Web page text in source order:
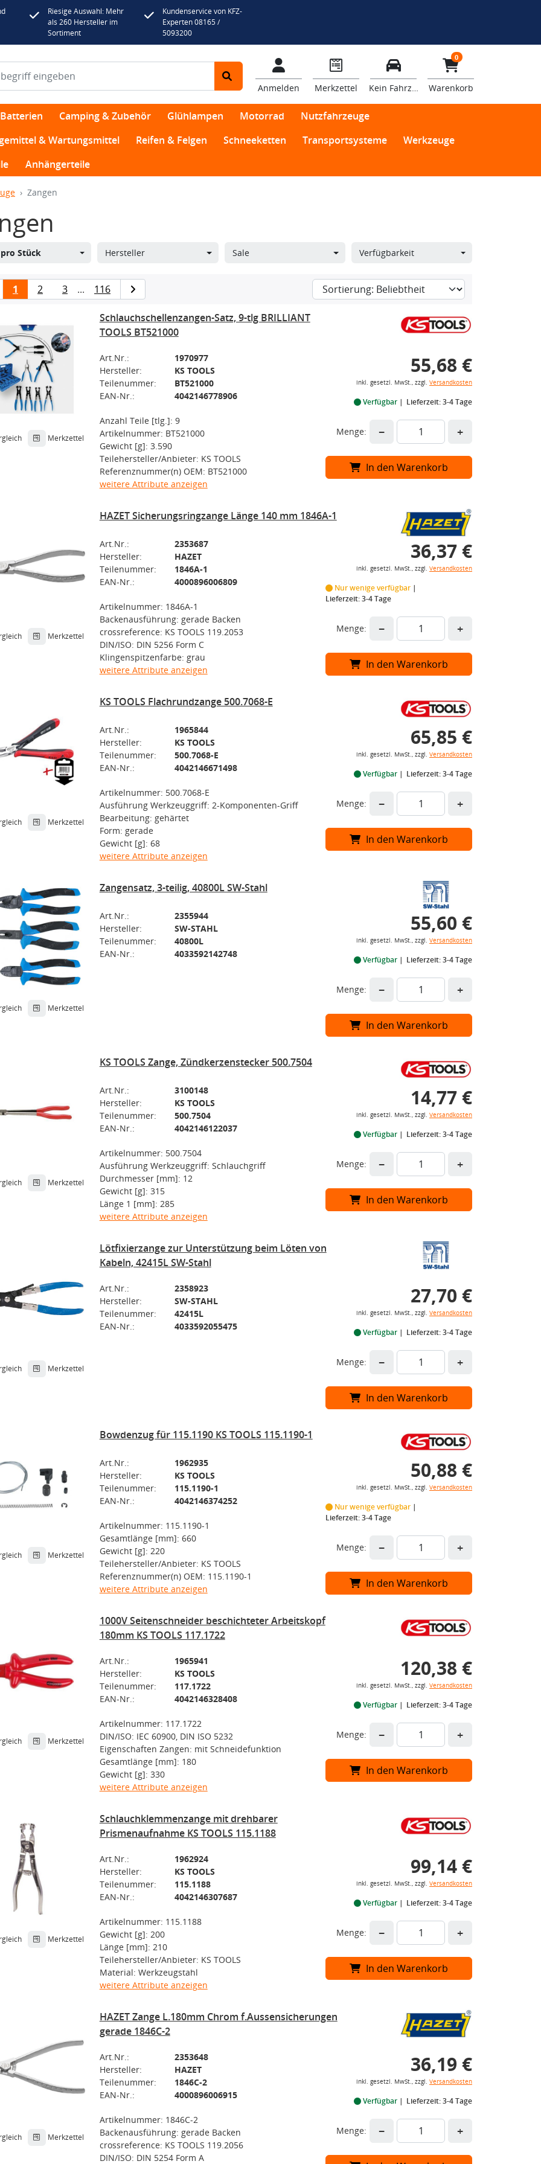
Riesige Auswahl: Mehr
als 260 Hersteller im
Sortiment
Kundenservice von KFZ-
Experten 08165 /
5093200
Anmelden Merkzettel Kein Fahrzeug
0
Warenkorb
Batterien Camping & Zubehör Glühlampen Motorrad
Nutzfahrzeuge
& Wartungsmittel
Reifen & Felgen Schneeketten Transportsysteme
Werkzeuge
Anhängerteile
Zangen
pro Stück Hersteller Sale Verfügbarkeit
1 2 3 ... 116
Merkzettel
Schlauchschellenzangen-Satz, 9-tlg BRILLIANT
TOOLS BT521000
Art.Nr.:
1970977
Hersteller:
KS TOOLS
Teilenummer:
BT521000
EAN-Nr.:
4042146778906
Anzahl Teile [tlg.]: 9
Artikelnummer: BT521000
Gewicht [g]: 3.590
Teilehersteller/Anbieter: KS TOOLS
Referenznummer(n) OEM: BT521000
weitere Attribute anzeigen
55,68 €
inkl. gesetzl. MwSt., zzgl. Versandkosten
Verfügbar Lieferzeit: 3-4 Tage
Menge: − +
In den Warenkorb
Merkzettel
HAZET Sicherungsringzange Länge 140 mm 1846A-1
Art.Nr.:
2353687
Hersteller:
HAZET
Teilenummer:
1846A-1
EAN-Nr.:
4000896006809
Artikelnummer: 1846A-1
Backenausführung: gerade Backen
crossreference: KS TOOLS 119.2053
DIN/ISO: DIN 5256 Form C
Klingenspitzenfarbe: grau
weitere Attribute anzeigen
36,37 €
inkl. gesetzl. MwSt., zzgl. Versandkosten
Nur wenige verfügbar
Lieferzeit: 3-4 Tage
Menge: − +
In den Warenkorb
Merkzettel
KS TOOLS Flachrundzange 500.7068-E
Art.Nr.:
1965844
Hersteller:
KS TOOLS
Teilenummer:
500.7068-E
EAN-Nr.:
4042146671498
Artikelnummer: 500.7068-E
Ausführung Werkzeuggriff: 2-Komponenten-Griff
Bearbeitung: gehärtet
Form: gerade
Gewicht [g]: 68
weitere Attribute anzeigen
65,85 €
inkl. gesetzl. MwSt., zzgl. Versandkosten
Verfügbar Lieferzeit: 3-4 Tage
Menge: − +
In den Warenkorb
Merkzettel
Zangensatz, 3-teilig, 40800L SW-Stahl
Art.Nr.:
2355944
Hersteller:
SW-STAHL
Teilenummer:
40800L
EAN-Nr.:
4033592142748
55,60 €
inkl. gesetzl. MwSt., zzgl. Versandkosten
Verfügbar Lieferzeit: 3-4 Tage
Menge: − +
In den Warenkorb
Merkzettel
KS TOOLS Zange, Zündkerzenstecker 500.7504
Art.Nr.:
3100148
Hersteller:
KS TOOLS
Teilenummer:
500.7504
EAN-Nr.:
4042146122037
Artikelnummer: 500.7504
Ausführung Werkzeuggriff: Schlauchgriff
Durchmesser [mm]: 12
Gewicht [g]: 315
Länge 1 [mm]: 285
weitere Attribute anzeigen
14,77 €
inkl. gesetzl. MwSt., zzgl. Versandkosten
Verfügbar Lieferzeit: 3-4 Tage
Menge: − +
In den Warenkorb
Merkzettel
Lötfixierzange zur Unterstützung beim Löten von
Kabeln, 42415L SW-Stahl
Art.Nr.:
2358923
Hersteller:
SW-STAHL
Teilenummer:
42415L
EAN-Nr.:
4033592055475
27,70 €
inkl. gesetzl. MwSt., zzgl. Versandkosten
Verfügbar Lieferzeit: 3-4 Tage
Menge: − +
In den Warenkorb
Merkzettel
Bowdenzug für 115.1190 KS TOOLS 115.1190-1
Art.Nr.:
1962935
Hersteller:
KS TOOLS
Teilenummer:
115.1190-1
EAN-Nr.:
4042146374252
Artikelnummer: 115.1190-1
Gesamtlänge [mm]: 660
Gewicht [g]: 220
Teilehersteller/Anbieter: KS TOOLS
Referenznummer(n) OEM: 115.1190-1
weitere Attribute anzeigen
50,88 €
inkl. gesetzl. MwSt., zzgl. Versandkosten
Nur wenige verfügbar
Lieferzeit: 3-4 Tage
Menge: − +
In den Warenkorb
Merkzettel
1000V Seitenschneider beschichteter Arbeitskopf
180mm KS TOOLS 117.1722
Art.Nr.:
1965941
Hersteller:
KS TOOLS
Teilenummer:
117.1722
EAN-Nr.:
4042146328408
Artikelnummer: 117.1722
DIN/ISO: IEC 60900, DIN ISO 5232
Eigenschaften Zangen: mit Schneidefunktion
Gesamtlänge [mm]: 180
Gewicht [g]: 330
weitere Attribute anzeigen
120,38 €
inkl. gesetzl. MwSt., zzgl. Versandkosten
Verfügbar Lieferzeit: 3-4 Tage
Menge: − +
In den Warenkorb
Merkzettel
Schlauchklemmenzange mit drehbarer
Prismenaufnahme KS TOOLS 115.1188
Art.Nr.:
1962924
Hersteller:
KS TOOLS
Teilenummer:
115.1188
EAN-Nr.:
4042146307687
Artikelnummer: 115.1188
Gewicht [g]: 200
Länge [mm]: 210
Teilehersteller/Anbieter: KS TOOLS
Material: Werkzeugstahl
weitere Attribute anzeigen
99,14 €
inkl. gesetzl. MwSt., zzgl. Versandkosten
Verfügbar Lieferzeit: 3-4 Tage
Menge: − +
In den Warenkorb
Merkzettel
HAZET Zange L.180mm Chrom f.Aussensicherungen
gerade 1846C-2
Art.Nr.:
2353648
Hersteller:
HAZET
Teilenummer:
1846C-2
EAN-Nr.:
4000896006915
Artikelnummer: 1846C-2
Backenausführung: gerade Backen
crossreference: KS TOOLS 119.2056
DIN/ISO: DIN 5254 Form A
36,19 €
inkl. gesetzl. MwSt., zzgl. Versandkosten
Verfügbar Lieferzeit: 3-4 Tage
Menge: − +